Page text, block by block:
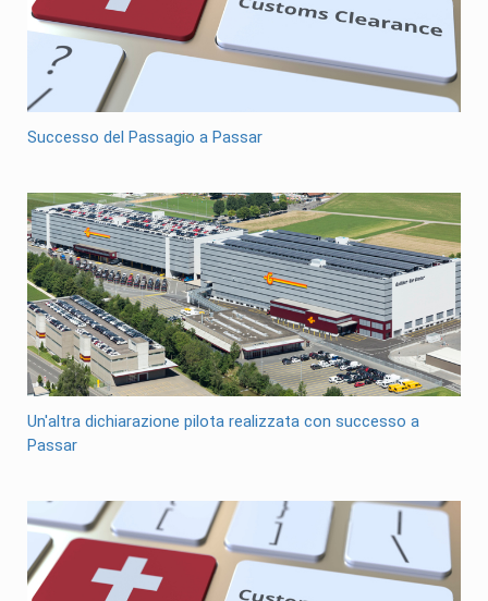
Successo del Passagio a Passar
Un'altra dichiarazione pilota realizzata con successo a
Passar